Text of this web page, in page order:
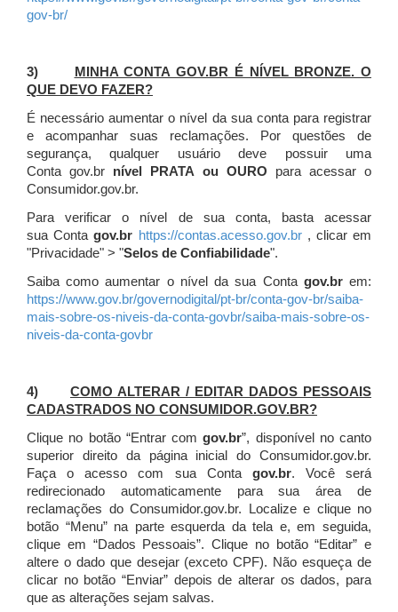
gov-br/
3)
MINHA CONTA GOV.BR É NÍVEL BRONZE. O
QUE DEVO FAZER?
É necessário aumentar o nível da sua conta para registrar
e acompanhar suas reclamações. Por questões de
segurança, qualquer usuário deve possuir uma
Conta gov.br nível PRATA ou OURO para acessar o
Consumidor.gov.br.
Para verificar o nível de sua conta, basta acessar
sua Contagov.br https://contas.acesso.gov.br, clicar em
"Privacidade" > "Selos de Confiabilidade".
Saiba como aumentar o nível da sua Conta gov.brem:
https://www.gov.br/governodigital/pt-br/conta-gov-br/saiba-
mais-sobre-os-niveis-da-conta-govbr/saiba-mais-sobre-os-
niveis-da-conta-govbr
4) COMO ALTERAR / EDITAR DADOS PESSOAIS
CADASTRADOS NO CONSUMIDOR.GOV.BR?
Clique no botão “Entrar comgov.br”, disponível no canto
superior direito da página inicial do Consumidor.gov.br.
Faça o acesso com sua Conta gov.br. Você será
redirecionado automaticamente para sua área de
reclamações do Consumidor.gov.br.
Localize e clique no
botão “Menu” na parte esquerda da tela e, em seguida,
clique em “Dados Pessoais”. Clique no botão “Editar” e
altere o dado que desejar (exceto CPF). Não esqueça de
clicar no botão “Enviar” depois de alterar os dados, para
que as alterações sejam salvas.